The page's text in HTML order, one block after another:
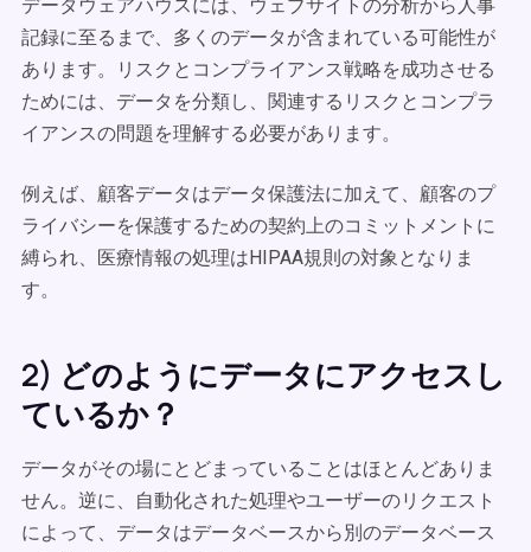
データウェアハウスには、ウェブサイトの分析から人事
記録に至るまで、多くのデータが含まれている可能性が
あります。リスクとコンプライアンス戦略を成功させる
ためには、データを分類し、関連するリスクとコンプラ
イアンスの問題を理解する必要があります。
例えば、顧客データはデータ保護法に加えて、顧客のプ
ライバシーを保護するための契約上のコミットメントに
縛られ、医療情報の処理はHIPAA規則の対象となりま
す。
2) どのようにデータにアクセスし
ているか？
データがその場にとどまっていることはほとんどありま
せん。逆に、自動化された処理やユーザーのリクエスト
によって、データはデータベースから別のデータベース